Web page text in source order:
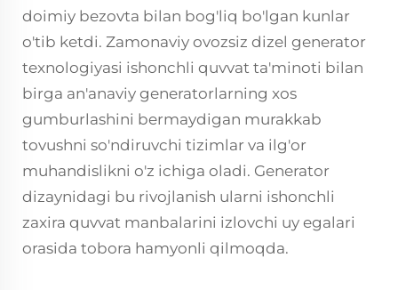
doimiy bezovta bilan bog'liq bo'lgan kunlar
o'tib ketdi. Zamonaviy ovozsiz dizel generator
texnologiyasi ishonchli quvvat ta'minoti bilan
birga an'anaviy generatorlarning xos
gumburlashini bermaydigan murakkab
tovushni so'ndiruvchi tizimlar va ilg'or
muhandislikni o'z ichiga oladi. Generator
dizaynidagi bu rivojlanish ularni ishonchli
zaxira quvvat manbalarini izlovchi uy egalari
orasida tobora hamyonli qilmoqda.